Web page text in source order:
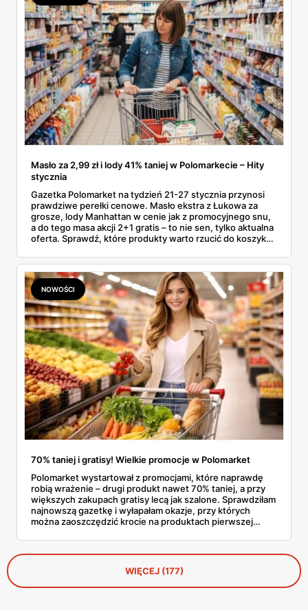
Masło za 2,99 zł i lody 41% taniej w Polomarkecie – Hity
stycznia
Gazetka Polomarket na tydzień 21-27 stycznia przynosi
prawdziwe perełki cenowe. Masło ekstra z Łukowa za
grosze, lody Manhattan w cenie jak z promocyjnego snu,
a do tego masa akcji 2+1 gratis – to nie sen, tylko aktualna
oferta. Sprawdź, które produkty warto rzucić do koszyka,
czekają).
NOWOŚCI
70% taniej i gratisy! Wielkie promocje w Polomarket
Polomarket wystartował z promocjami, które naprawdę
robią wrażenie – drugi produkt nawet 70% taniej, a przy
większych zakupach gratisy lecą jak szalone. Sprawdziłam
najnowszą gazetkę i wyłapałam okazje, przy których
można zaoszczędzić krocie na produktach pierwszej
2, słodycze z rabatem 70% na drugi produkt – to tylko
wierzchołek góry lodowej styczniowych promocji
wielopakowych, które pozwalają zrobić solidne zapasy za
ułamek standardowej ceny.WIĘCEJ (177)